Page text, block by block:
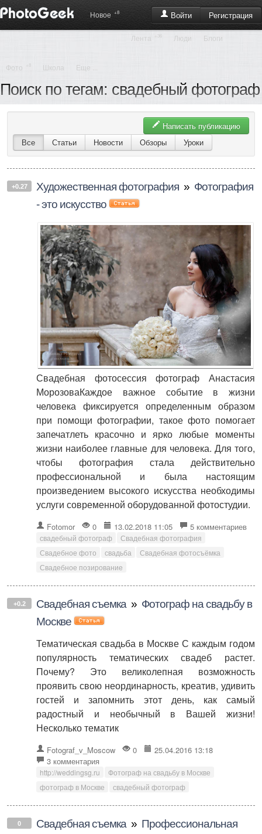
Войти Регистрация
Новое +8
Лента Люди Блоги
Фото Школа Еще ...
Поиск по тегам: свадебный фотограф
Написать публикацию
Все
Статьи Новости Обзоры Уроки
+0.27 Художественная фотография » Фотография
- это искусство
Свадебная фотосессия фотограф Анастасия
МорозоваКаждое важное событие в жизни
человека фиксируется определенным образом
при помощи фотографии, такое фото помогает
запечатлеть красочно и ярко любые моменты
жизни наиболее главные для человека. Для того,
чтобы фотография стала действительно
профессиональной и была настоящим
произведением высокого искусства необходимы
услуги современной оборудованной фотостудии.
Fotomor 0 13.02.2018 11:05 5 комментариев
свадебный фотограф
Свадебная фотография
Свадебное фото
свадьба
Свадебная фотосъёмка
Свадебное позирование
+0.2 Свадебная съемка » Фотограф на свадьбу в
Москве
Тематическая свадьба в Москве С каждым годом
популярность тематических свадеб растет.
Почему? Это великолепная возможность
проявить свою неординарность, креатив, удивить
гостей и запомнить этот день, как самый
радостный и необычный в Вашей жизни!
Несколько тематик
Fotograf_v_Moscow 0
25.04.2016 13:18
3 комментария
http://weddingsg.ru
Фотограф на свадьбу в Москве
фотограф в Москве
свадебный фотограф
0 Свадебная съемка » Профессиональная